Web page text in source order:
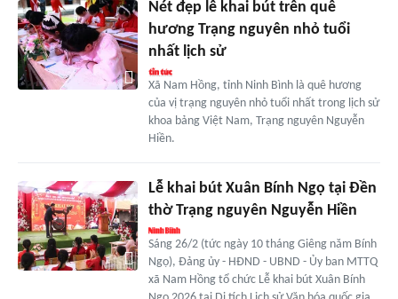
Nét đẹp lễ khai bút trên quê
hương Trạng nguyên nhỏ tuổi
nhất lịch sử
Xã Nam Hồng, tỉnh Ninh Bình là quê hương
của vị trạng nguyên nhỏ tuổi nhất trong lịch sử
khoa bảng Việt Nam, Trạng nguyên Nguyễn
Hiền.
Lễ khai bút Xuân Bính Ngọ tại Đền
thờ Trạng nguyên Nguyễn Hiền
Sáng 26/2 (tức ngày 10 tháng Giêng năm Bính
Ngọ), Đảng ủy - HĐND - UBND - Ủy ban MTTQ
xã Nam Hồng tổ chức Lễ khai bút Xuân Bính